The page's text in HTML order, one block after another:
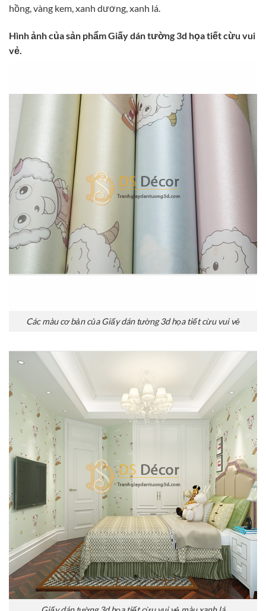
hồng, vàng kem, xanh dương, xanh lá.
Hình ảnh của sản phẩm Giấy dán tường 3d họa tiết cừu vui
vẻ.
Các màu cơ bản của Giấy dán tường 3d họa tiết cừu vui vẻ